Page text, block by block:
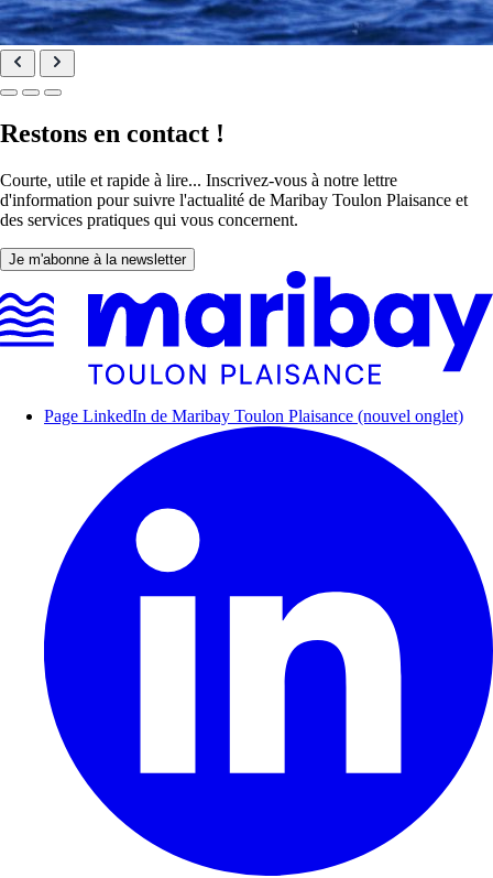
Restons en contact !
Courte, utile et rapide à lire... Inscrivez-vous à notre lettre
d'information pour suivre l'actualité de Maribay Toulon Plaisance et
des services pratiques qui vous concernent.
Je m'abonne à la newsletter
Page LinkedIn de Maribay Toulon Plaisance (nouvel onglet)